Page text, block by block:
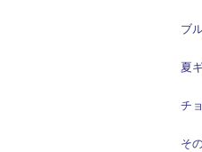
ブ
夏
チ
そ